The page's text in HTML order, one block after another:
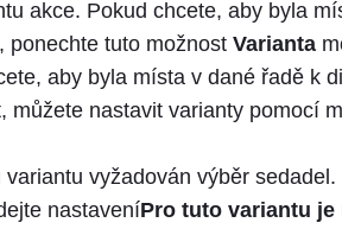
akce. Pokud chcete, aby byla
ponechte tuto možnost Varianta
aby byla místa v dané řadě k
můžete nastavit varianty pomocí
vyžadován výběr sedadel.
nastaveníPro tuto variantu je